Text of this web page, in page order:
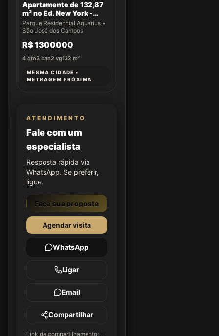
Apartamento de 132,87
m² no Ed. New York -
Apto 43
Parque Residencial Aquarius •
São José dos Campos
R$ 1300000
4 qto3 ban2 vg132 m²
MESMA CIDADE •
METRAGEM PRÓXIMA
ATENDIMENTO
Fale com um
especialista
Resposta rápida via
WhatsApp. Se preferir,
ligue.
Faça sua proposta
Agendar visita
WhatsApp
Ligar
Email
Compartilhar
Link de compartilhamento: